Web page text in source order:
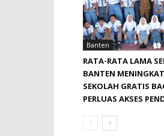
Banten
RATA-RATA LAMA
BANTEN
SEKOLAH GRATIS
PERLUAS AKSES